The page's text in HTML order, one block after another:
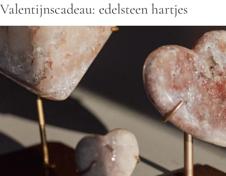
Valentijnscadeau: edelsteen hartjes